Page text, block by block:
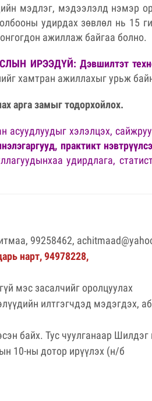
мэдлэг, мэдээлэлд нэмэр
удирдах зөвлөл нь 15
ажиллаж байгаа болно.
ИРЭЭДҮЙ: Дэвшилтэт
хамтран ажиллахыг урьж
арга замыг тодорхойлох.
асуудлуудыг хэлэлцэх,
практикт
удирдлага,
99258462,
нарт, 94978228,
мэс засалчийг оролцуулах
илтгэгчдэд мэдэгдэх,
байх. Тус чуулганаар Шилдэг
10-ны дотор ирүүлэх (н/б